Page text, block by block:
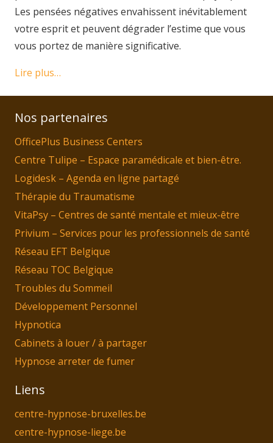
Les pensées négatives envahissent inévitablement
votre esprit et peuvent dégrader l’estime que vous
vous portez de manière significative.
Lire plus…
Nos partenaires
OfficePlus Business Centers
Centre Tulipe – Espace paramédicale et bien-être.
Logidesk – Agenda en ligne partagé
Thérapie du Traumatisme
VitaPsy – Centres de santé mentale et mieux-être
Privium – Services pour les professionnels de santé
Réseau EFT Belgique
Réseau TOC Belgique
Troubles du Sommeil
Développement Personnel
Hypnotica
Cabinets à louer / à partager
Hypnose arreter de fumer
Liens
centre-hypnose-bruxelles.be
centre-hypnose-liege.be